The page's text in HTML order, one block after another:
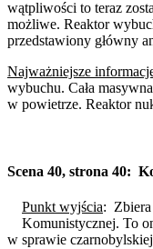
wątpliwości to teraz
możliwe. Reaktor
przedstawiony główny
Najważniejsze
wybuchu. Cała
w powietrze. Reaktor
Scena 40, strona 40:
Punkt wyjścia:
Komunistycznej. To
w sprawie